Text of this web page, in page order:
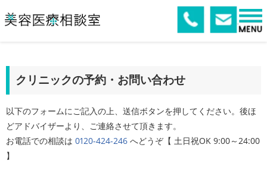
クリニックの予約・お問い合わせ
以下のフォームにご記入の上、送信ボタンを押してください。後ほ
どアドバイザーより、ご連絡させて頂きます。
お電話での相談は 0120-424-246 へどうぞ【 土日祝OK 9:00～24:00
】